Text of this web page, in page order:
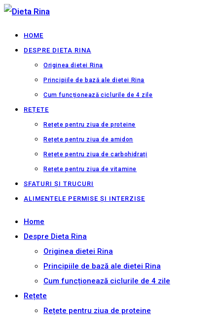
HOME
DESPRE DIETA RINA
Originea dietei Rina
Principiile de bază ale dietei Rina
Cum funcționează ciclurile de 4 zile
REȚETE
Rețete pentru ziua de proteine
Rețete pentru ziua de amidon
Rețete pentru ziua de carbohidrați
Rețete pentru ziua de vitamine
SFATURI ȘI TRUCURI
ALIMENTELE PERMISE ȘI INTERZISE
Home
Despre Dieta Rina
Originea dietei Rina
Principiile de bază ale dietei Rina
Cum funcționează ciclurile de 4 zile
Rețete
Rețete pentru ziua de proteine